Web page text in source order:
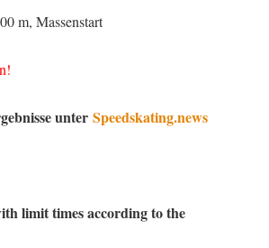
m, Massenstart
unter Speedskating.news
limit times according to the